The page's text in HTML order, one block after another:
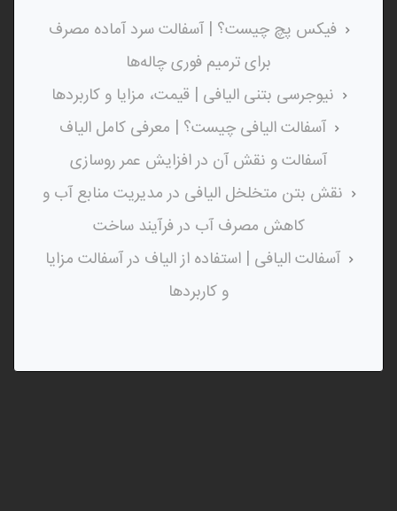
فیکس پچ چیست؟ | آسفالت سرد آماده مصرف
برای ترمیم فوری چاله‌ها
نیوجرسی بتنی الیافی | قیمت، مزایا و کاربردها
آسفالت الیافی چیست؟ | معرفی کامل الیاف
آسفالت و نقش آن در افزایش عمر روسازی
نقش بتن متخلخل الیافی در مدیریت منابع آب و
کاهش مصرف آب در فرآیند ساخت
آسفالت الیافی | استفاده از الیاف در آسفالت مزایا
و کاربردها